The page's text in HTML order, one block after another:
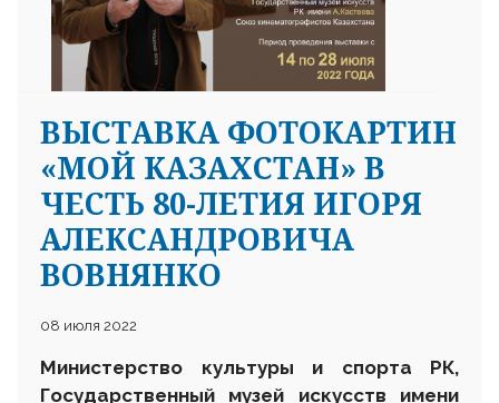
ВЫСТАВКА ФОТОКАРТИН
«МОЙ КАЗАХСТАН» В
ЧЕСТЬ 80-ЛЕТИЯ ИГОРЯ
АЛЕКСАНДРОВИЧА
ВОВНЯНКО
08 июля 2022
Министерство культуры и спорта РК,
Государственный музей искусств имени